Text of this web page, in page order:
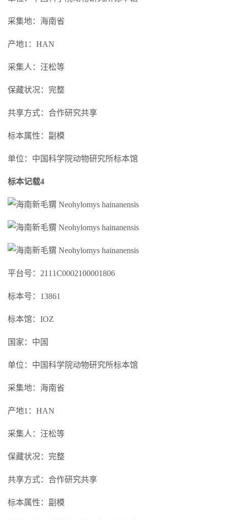
采集地：海南省
产地1：HAN
采集人：汪松等
保藏状况：完整
共享方式：合作研究共享
标本属性：副模
单位：中国科学院动物研究所标本馆
标本记载4
平台号：2111C0002100001806
标本号：13861
标本馆：IOZ
国家：中国
单位：中国科学院动物研究所标本馆
采集地：海南省
产地1：HAN
采集人：汪松等
保藏状况：完整
共享方式：合作研究共享
标本属性：副模